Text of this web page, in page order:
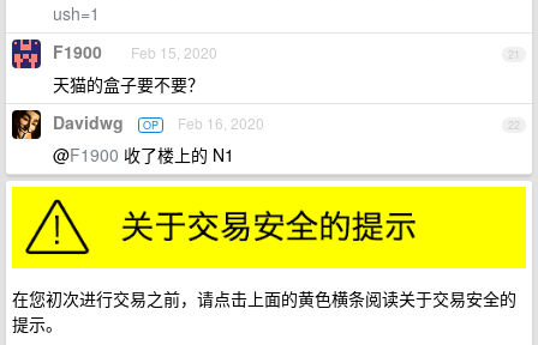
ush=1
21
F1900 Feb 15, 2020
天猫的盒子要不要？
22
Davidwg OP Feb 16, 2020
@F1900 收了楼上的 N1
在您初次进行交易之前，请点击上面的黄色横条阅读关于交易安全的
提示。